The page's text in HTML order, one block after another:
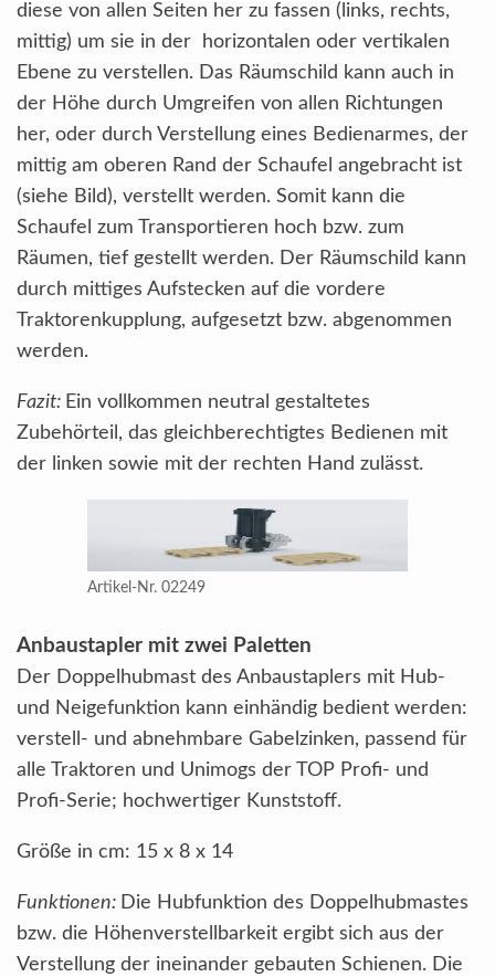
diese von allen Seiten her zu fassen (links, rechts,
mittig) um sie in der horizontalen oder vertikalen
Ebene zu verstellen. Das Räumschild kann auch in
der Höhe durch Umgreifen von allen Richtungen
her, oder durch Verstellung eines Bedienarmes, der
mittig am oberen Rand der Schaufel angebracht ist
(siehe Bild), verstellt werden. Somit kann die
Schaufel zum Transportieren hoch bzw. zum
Räumen, tief gestellt werden. Der Räumschild kann
durch mittiges Aufstecken auf die vordere
Traktorenkupplung, aufgesetzt bzw. abgenommen
werden.
Fazit: Ein vollkommen neutral gestaltetes
Zubehörteil, das gleichberechtigtes Bedienen mit
der linken sowie mit der rechten Hand zulässt.
Artikel-Nr. 02249
Anbaustapler mit zwei Paletten
Der Doppelhubmast des Anbaustaplers mit Hub-
und Neigefunktion kann einhändig bedient werden:
verstell- und abnehmbare Gabelzinken, passend für
alle Traktoren und Unimogs der TOP Profi- und
Profi-Serie; hochwertiger Kunststoff.
Größe in cm: 15 x 8 x 14
Funktionen: Die Hubfunktion des Doppelhubmastes
bzw. die Höhenverstellbarkeit ergibt sich aus der
Verstellung der ineinander gebauten Schienen. Die